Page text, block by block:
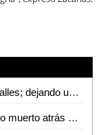
Sujeto apuñala a 3 personas en Ciudad Valles; dejando un muerto y dos heridas
Identificaron al hombre que fue encontrado muerto atrás de la DAPAS